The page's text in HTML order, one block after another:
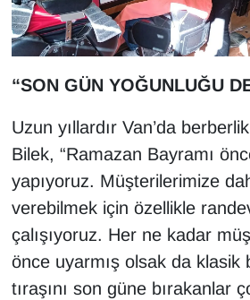
“SON GÜN YOĞUNLUĞU
Uzun yıllardır Van’da
Bilek, “Ramazan Bayramı
yapıyoruz. Müşterilerimize
verebilmek için özellikle
çalışıyoruz. Her ne kadar
önce uyarmış olsak da klasik
tıraşını son güne bırakanlar
ONE EKONOMİ
POLİTİKA
Resmi İlanlar
RÖPORTAJ
SAĞLIK
Seri İlan